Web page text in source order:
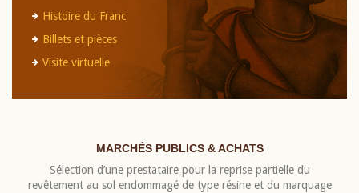
Histoire du Franc
Billets et pièces
Visite virtuelle
MARCHÉS PUBLICS & ACHATS
Sélection d’une prestataire pour la reprise partielle du
revêtement au sol endommagé de type résine et du marquage